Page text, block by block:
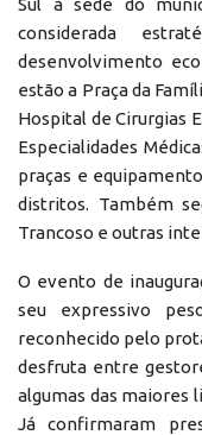
considerada
desenvolvimento
estão a Praça da
Hospital de Cirurgias
Especialidades
praças e
distritos. Também
Trancoso e outras
O evento de
seu expressivo
reconhecido pelo
desfruta entre
algumas das maiores
Já confirmaram